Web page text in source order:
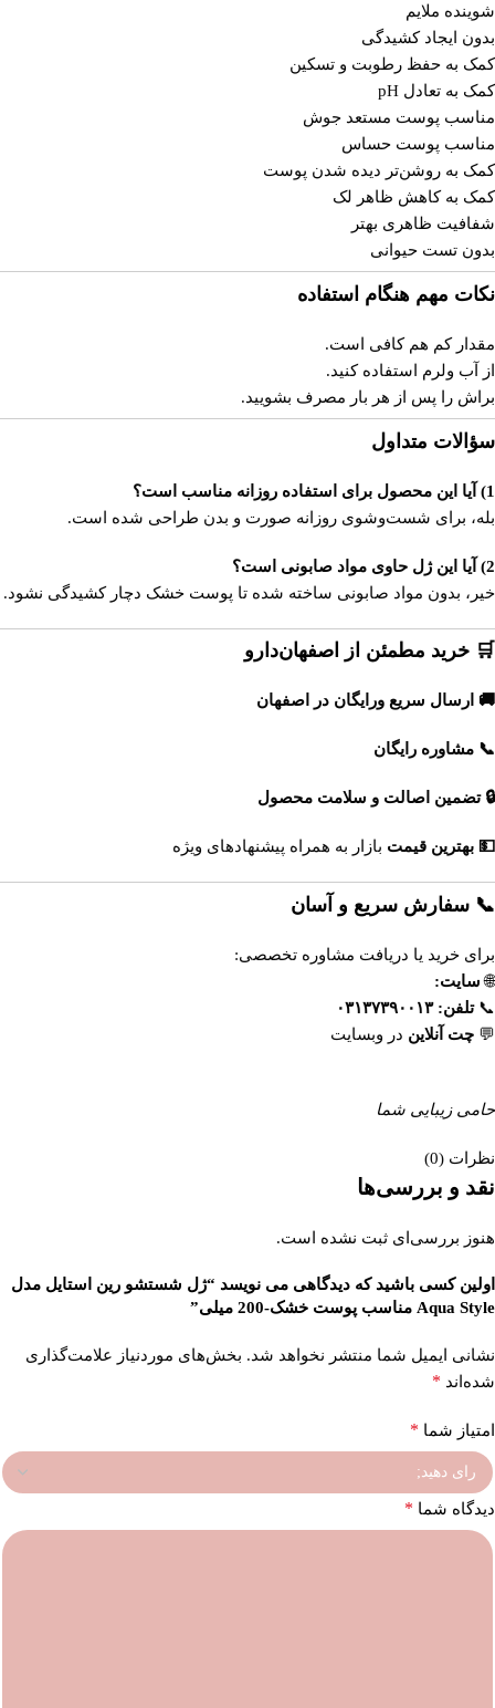
شوینده ملایم
بدون ایجاد کشیدگی
کمک به حفظ رطوبت و تسکین
کمک به تعادل pH
مناسب پوست مستعد جوش
مناسب پوست حساس
کمک به روشن‌تر دیده شدن پوست
کمک به کاهش ظاهر لک
شفافیت ظاهری بهتر
بدون تست حیوانی
نکات مهم هنگام استفاده
مقدار کم هم کافی است.
از آب ولرم استفاده کنید.
براش را پس از هر بار مصرف بشویید.
سؤالات متداول
1) آیا این محصول برای استفاده روزانه مناسب است؟
بله، برای شست‌وشوی روزانه صورت و بدن طراحی شده است.
2) آیا این ژل حاوی مواد صابونی است؟
خیر، بدون مواد صابونی ساخته شده تا پوست خشک دچار کشیدگی نشود.
🛒 خرید مطمئن از اصفهان‌دارو
🚚 ارسال سریع ورایگان در اصفهان
📞 مشاوره رایگان
🔒 تضمین اصالت و سلامت محصول
💵 بهترین قیمت بازار به همراه پیشنهادهای ویژه
📞 سفارش سریع و آسان
برای خرید یا دریافت مشاوره تخصصی:
🌐سایت:
📞تلفن: ۰۳۱۳۷۳۹۰۰۱۳
💬 چت آنلاین در وبسایت
حامی زیبایی شما
نظرات (0)
نقد و بررسی‌ها
هنوز بررسی‌ای ثبت نشده است.
اولین کسی باشید که دیدگاهی می نویسد “ژل شستشو رین استایل مدل
Aqua Style مناسب پوست خشک-200 میلی”
نشانی ایمیل شما منتشر نخواهد شد. بخش‌های موردنیاز علامت‌گذاری
شده‌اند *
امتیاز شما *
دیدگاه شما *